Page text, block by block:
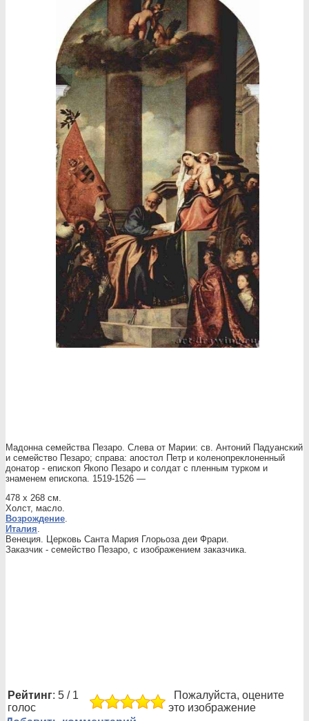
Мадонна семейства Пезаро. Слева от Марии: св. Антоний Падуанский
и семейство Пезаро; справа: апостол Петр и коленопреклоненный
донатор - епископ Якопо Пезаро и солдат с пленным турком и
знаменем епископа. 1519-1526 —
478 x 268 см.
Холст, масло.
Возрождение.
Италия.
Венеция. Церковь Санта Мария Глорьоза деи Фрари.
Заказчик - семейство Пезаро, с изображением заказчика.
Рейтинг: 5 / 1
голос
Пожалуйста, оцените
это изображение